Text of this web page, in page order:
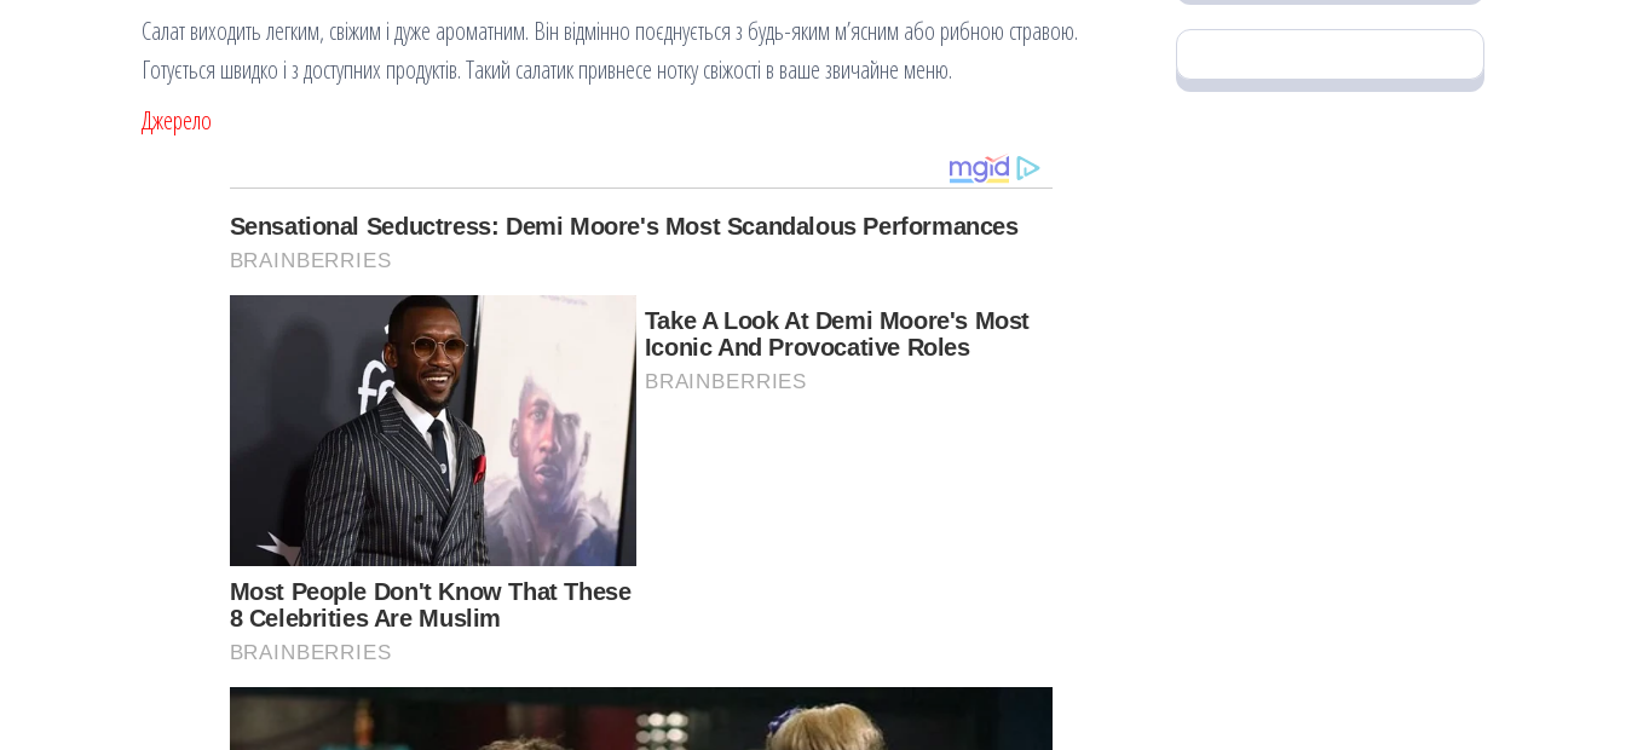
Салат виходить легким, свіжим і дуже ароматним. Він відмінно поєднується з будь-яким м’ясним або рибною стравою.
Готується швидко і з доступних продуктів. Такий салатик привнесе нотку свіжості в ваше звичайне меню.
Джерело